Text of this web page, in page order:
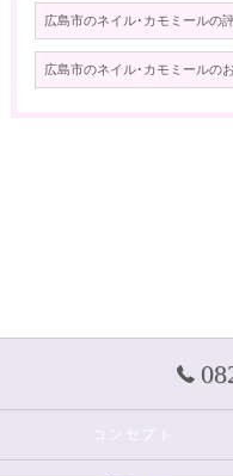
広島市のネイル･カモミールの
広島市のネイル･カモミールの